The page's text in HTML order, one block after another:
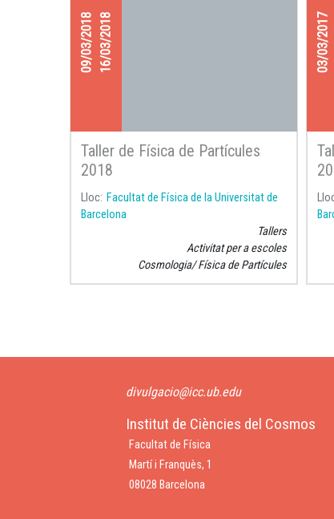
09/03/201816/03/2018
Taller de Física de Partícules
2018
Lloc Facultat de Física de la Universitat de
Barcelona
Tallers
Activitat per a escoles
Cosmologia Física de Partícules
03/03/2017
divulgacio@icc.ub.edu
Institut de Ciències del Cosmos
Facultat de Física
Martí i Franquès, 1
08028 Barcelona